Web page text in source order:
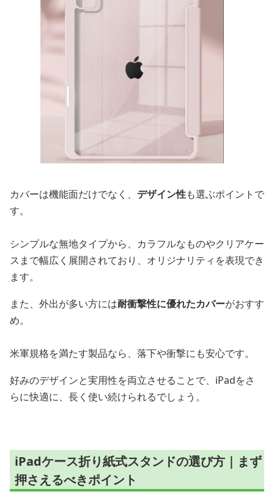
カバーは機能面だけでなく、 デザイン性も選ぶポイントで
す。
シンプルな無地タイプから、カラフルなものやクリアケー
スまで幅広く展開されており、オリジナリティを表現でき
ます。
また、外出が多い方には耐衝撃性に優れたカバーがおすす
め。
米軍規格を満たす製品なら、落下や衝撃にも安心です。
好みのデザインと実用性を両立させることで、iPadをさ
らに快適に、長く使い続けられるでしょう。
iPadケース折り紙式スタンドの選び方｜まず
押さえるべきポイント